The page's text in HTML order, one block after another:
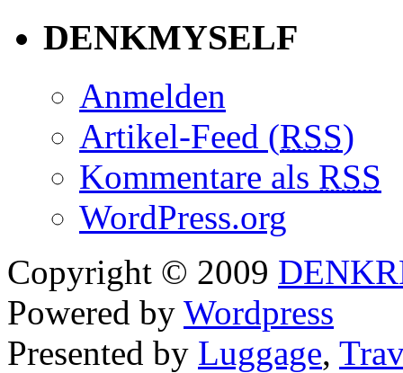
DENKMYSELF
Anmelden
Artikel-Feed (RSS)
Kommentare als RSS
WordPress.org
Copyright © 2009
Powered by Wordpress
Presented by Luggage,